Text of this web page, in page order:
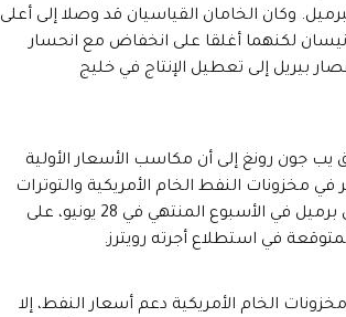
دولارًا للبرميل. وكان الخامان القياسيان قد وصلا إلى أعلى
لكنهما أغلقا على انخفاض مع انحسار
بيريل إلى تعطيل الإنتاج في خليج
يب جون رونغ إلى أن مكاسب الأسعار الأولية
النفط الخام الأمريكية والتوترات
المستمرة في الشرق الأوسط. انخفضت مخزونات النفط الخام الأمريكية بمقدار 9.163 مليون برميل في الأسبوع المنتهي في 28 يونيو، على
في استطلاع أجرته رويترز.
الخام الأمريكية دعم أسعار النفط، إلا